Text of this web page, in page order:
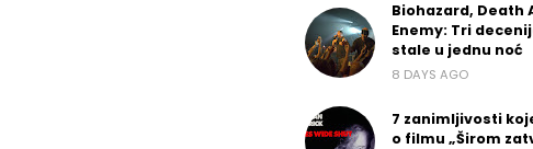
Biohazard, Death
Enemy: Tri
stale u jednu noć
8 DAYS AGO
7 zanimljivosti
o filmu „Širom